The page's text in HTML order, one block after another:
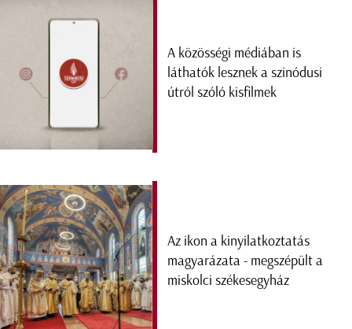
A közösségi médiában is
láthatók lesznek a szinódusi
útról szóló kisfilmek
Az ikon a kinyilatkoztatás
magyarázata - megszépült a
miskolci székesegyház